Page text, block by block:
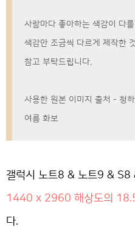
사람마다 좋아하는 색감이 다
색감만 조금씩 다르게 제작한
참고 부탁드립니다.
사용한 원본 이미지 출처 - 청
여름 화보
갤럭시 노트8 & 노트9 & S8
1440 x 2960 해상도의
다.